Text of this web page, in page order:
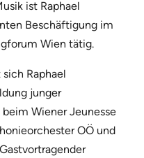
ist Raphael
Beschäftigung im
Wien tätig.
Raphael
junger
Wiener Jeunesse
OÖ und